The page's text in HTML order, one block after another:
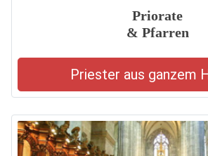
Priorate
& Pfarren
Priester aus ganzem